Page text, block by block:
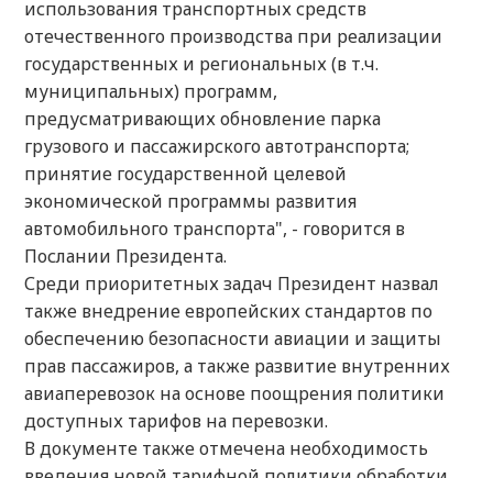
использования транспортных средств
отечественного производства при реализации
государственных и региональных (в т.ч.
муниципальных) программ,
предусматривающих обновление парка
грузового и пассажирского автотранспорта;
принятие государственной целевой
экономической программы развития
автомобильного транспорта", - говорится в
Послании Президента.
Среди приоритетных задач Президент назвал
также внедрение европейских стандартов по
обеспечению безопасности авиации и защиты
прав пассажиров, а также развитие внутренних
авиаперевозок на основе поощрения политики
доступных тарифов на перевозки.
В документе также отмечена необходимость